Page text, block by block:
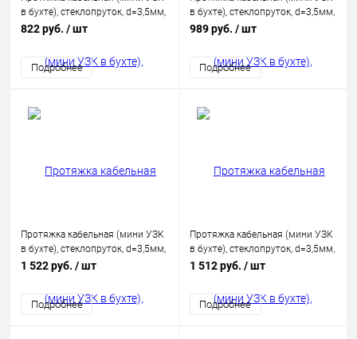
в бухте), стеклопруток, d=3,5мм,
10м КРАСНАЯ
822 руб. / шт
Подробнее
в бухте), стеклопруток, d=3,5мм,
15 м, красная REXANT
989 руб. / шт
Подробнее
Протяжка кабельная (мини УЗК
в бухте), стеклопруток, d=3,5мм,
20м КРАСНАЯ
1 522 руб. / шт
Подробнее
Протяжка кабельная (мини УЗК
в бухте), стеклопруток, d=3,5мм,
30м КРАСНАЯ
1 512 руб. / шт
Подробнее